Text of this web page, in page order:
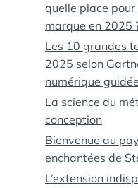
quelle place
marque en 2025
Les 10 grandes
2025 selon
numérique
La science du
conception
Bienvenue au
enchantées de
L’extension